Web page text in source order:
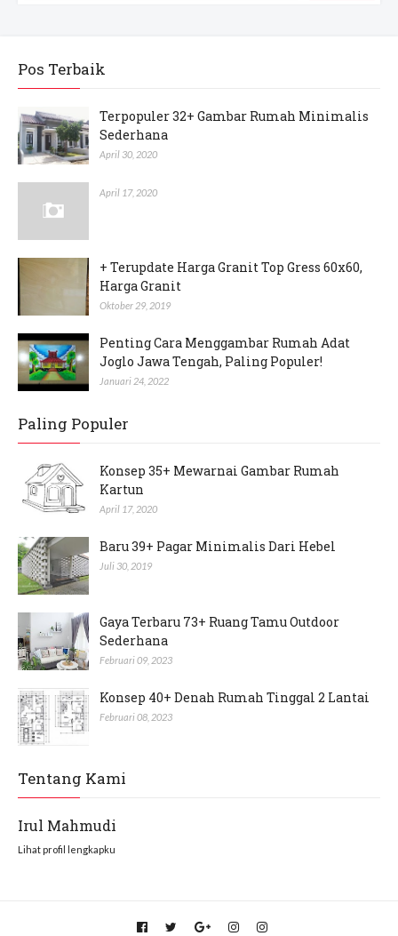
Pos Terbaik
Terpopuler 32+ Gambar Rumah Minimalis
Sederhana
April 30, 2020
April 17, 2020
+ Terupdate Harga Granit Top Gress 60x60,
Harga Granit
Oktober 29, 2019
Penting Cara Menggambar Rumah Adat
Joglo Jawa Tengah, Paling Populer!
Januari 24, 2022
Paling Populer
Konsep 35+ Mewarnai Gambar Rumah
Kartun
April 17, 2020
Baru 39+ Pagar Minimalis Dari Hebel
Juli 30, 2019
Gaya Terbaru 73+ Ruang Tamu Outdoor
Sederhana
Februari 09, 2023
Konsep 40+ Denah Rumah Tinggal 2 Lantai
Februari 08, 2023
Tentang Kami
Irul Mahmudi
Lihat profil lengkapku